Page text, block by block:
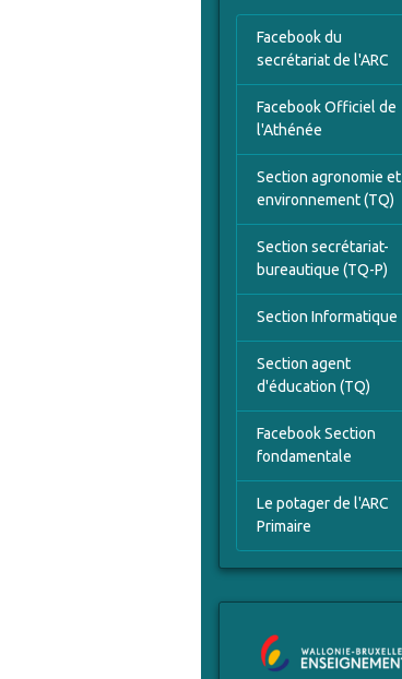
Facebook du
secrétariat de l'ARC
Facebook Officiel de
l'Athénée
Section agronomie et
environnement (TQ)
Section secrétariat-
bureautique (TQ-P)
Section Informatique
Section agent
d'éducation (TQ)
Facebook Section
fondamentale
Le potager de l'ARC
Primaire